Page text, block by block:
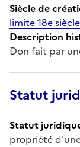
Siècle de
limite 18e
Description
Don fait par
Statut
Statut
propriété